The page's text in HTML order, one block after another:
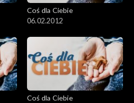
Coś dla Ciebie
06.02.2012
Coś dla Ciebie